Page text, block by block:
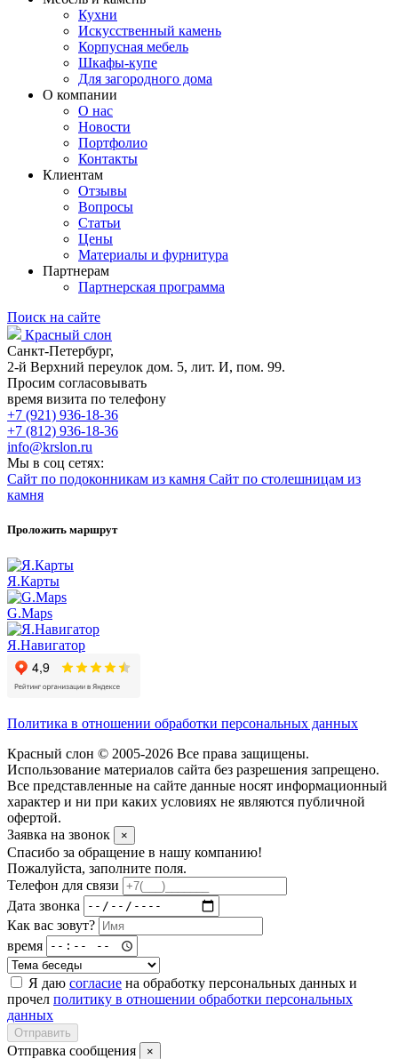
Кухни
Искусственный камень
Корпусная мебель
Шкафы-купе
Для загородного дома
О компании
О нас
Новости
Портфолио
Контакты
Клиентам
Отзывы
Вопросы
Статьи
Цены
Материалы и фурнитура
Партнерам
Партнерская программа
Поиск на сайте
Красный слон
Санкт-Петербург,
2-й Верхний переулок дом. 5, лит. И, пом. 99.
Просим согласовывать
время визита по телефону
+7 (921) 936-18-36
+7 (812) 936-18-36
info@krslon.ru
Мы в соц сетях:
Сайт по подоконникам из камня Сайт по столешницам из
камня
Проложить маршрут
Я.Карты
G.Maps
Я.Навигатор
Политика в отношении обработки персональных данных
Красный слон © 2005-2026 Все права защищены.
Использование материалов сайта без разрешения запрещено.
Все представленные на сайте данные носят информационный
характер и ни при каких условиях не являются публичной
офертой.
Заявка на звонок
×
Спасибо за обращение в нашу компанию!
Пожалуйста, заполните поля.
Телефон для связи
Дата звонка
Как вас зовут?
время
Я даю согласие на обработку персональных данных и
прочел политику в отношении обработки персональных
данных
Отправить
Отправка сообщения ×